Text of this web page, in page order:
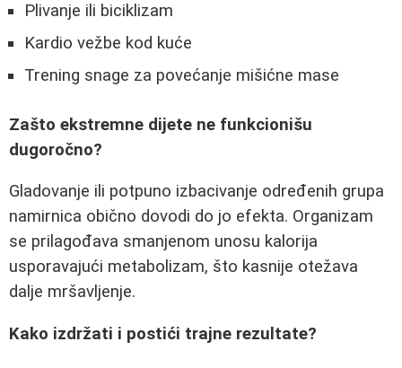
Plivanje ili biciklizam
Kardio vežbe kod kuće
Trening snage za povećanje mišićne mase
Zašto ekstremne dijete ne funkcionišu
dugoročno?
Gladovanje ili potpuno izbacivanje određenih grupa
namirnica obično dovodi do jo efekta. Organizam
se prilagođava smanjenom unosu kalorija
usporavajući metabolizam, što kasnije otežava
dalje mršavljenje.
Kako izdržati i postići trajne rezultate?